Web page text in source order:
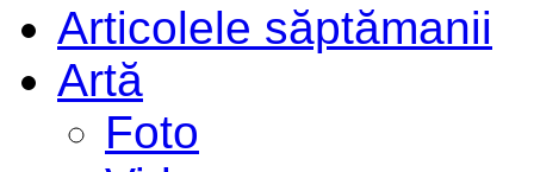
Articolele săptămanii
Artă
Foto